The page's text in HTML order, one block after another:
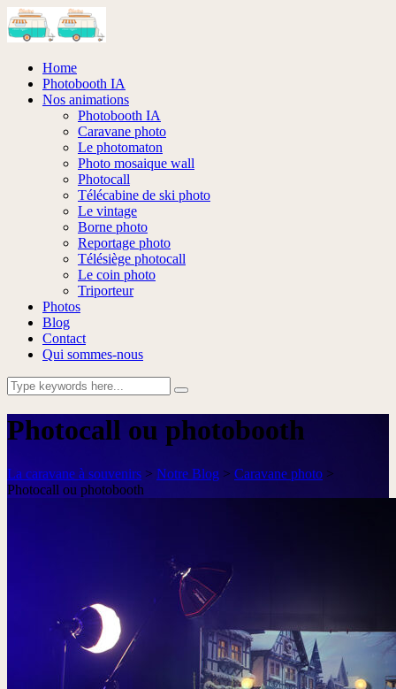
Home
Photobooth IA
Nos animations
Photobooth IA
Caravane photo
Le photomaton
Photo mosaique wall
Photocall
Télécabine de ski photo
Le vintage
Borne photo
Reportage photo
Télésiège photocall
Le coin photo
Triporteur
Photos
Blog
Contact
Qui sommes-nous
Photocall ou photobooth
La caravane à souvenirs > Notre Blog > Caravane photo >
Photocall ou photobooth